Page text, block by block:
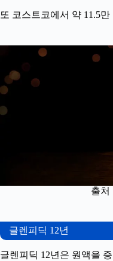
또 코스트코에서 약 11.5
출처
글렌피딕 12년
글렌피딕 12년은 원액을